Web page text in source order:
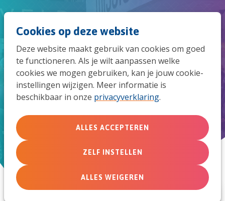
Cookies op deze website
Deze website maakt gebruik van cookies om goed
te functioneren. Als je wilt aanpassen welke
cookies we mogen gebruiken, kan je jouw cookie-
instellingen wijzigen. Meer informatie is
beschikbaar in onze privacyverklaring.
ALLES ACCEPTEREN
ZELF INSTELLEN
ALLES WEIGEREN
naar
de
Professionals met hart voor
Gods missie!